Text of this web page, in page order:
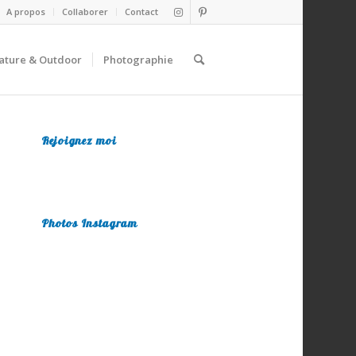
A propos Collaborer Contact
& Outdoor Photographie
Rejoignez moi
Photos Instagram